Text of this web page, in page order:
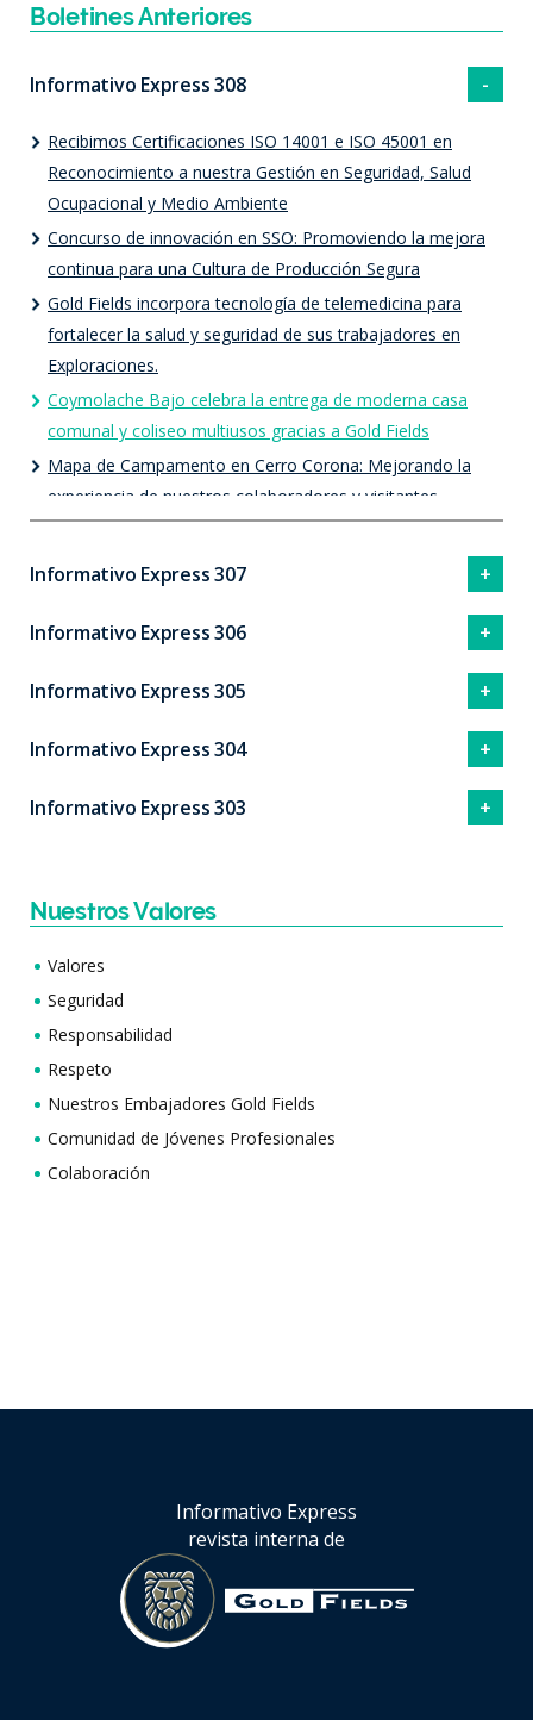
Boletines Anteriores
Informativo Express 308
Recibimos Certificaciones ISO 14001 e ISO 45001 en
Reconocimiento a nuestra Gestión en Seguridad, Salud
Ocupacional y Medio Ambiente
Concurso de innovación en SSO: Promoviendo la mejora
continua para una Cultura de Producción Segura
Gold Fields incorpora tecnología de telemedicina para
fortalecer la salud y seguridad de sus trabajadores en
Exploraciones.
Coymolache Bajo celebra la entrega de moderna casa
comunal y coliseo multiusos gracias a Gold Fields
Mapa de Campamento en Cerro Corona: Mejorando la
experiencia de nuestros colaboradores y visitantes
Informativo Express 307
Informativo Express 306
Informativo Express 305
Informativo Express 304
Informativo Express 303
Nuestros Valores
Valores
Seguridad
Responsabilidad
Respeto
Nuestros Embajadores Gold Fields
Comunidad de Jóvenes Profesionales
Colaboración
Informativo Express
revista interna de